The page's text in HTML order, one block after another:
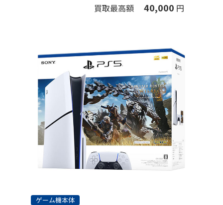
買取最高額 40,000 円
ゲーム機本体